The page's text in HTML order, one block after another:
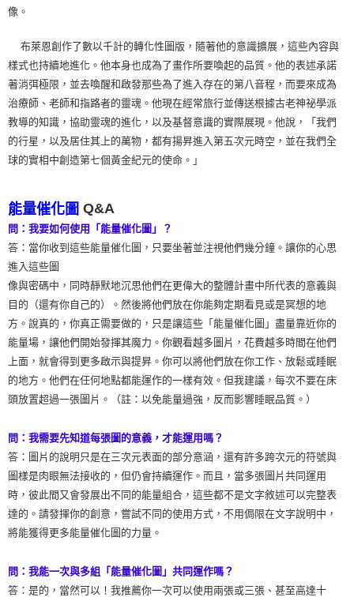
像。
布萊恩創作了數以千計的轉化性圖版，隨著他的意識擴展，這些內容與
樣式也持續地進化。他本身也成為了畫作所要喚起的品質。他的表述承諾
著消弭極限，並去喚醒和啟發那些為了進入存在的第八音程，而要來成為
治療師、老師和指路者的靈魂。他現在經常旅行並傳送根據古老神祕學派
教導的知識，協助靈魂的進化，以及基督意識的實際展現。他說，「我們
的行星，以及居住其上的萬物，都有揚昇進入第五次元時空，並在我們全
球的實相中創造第七個黃金紀元的使命。」
能量催化圖 Q&A
問：我要如何使用「能量催化圖」？
答：當你收到這些能量催化圖，只要坐著並注視他們幾分鐘。讓你的心思
進入這些圖
像與密碼中，同時靜默地沉思他們在更偉大的整體計畫中所代表的意義與
目的（還有你自己的）。然後將他們放在你能夠定期看見或是冥想的地
方。說真的，你真正需要做的，只是讓這些「能量催化圖」盡量靠近你的
能量場，讓他們開始發揮其魔力。你觀看越多圖片，花費越多時間在他們
上面，就會得到更多啟示與提昇。你可以將他們放在你工作、放鬆或睡眠
的地方。他們在任何地點都能運作的一樣有效。但我建議，每次不要在床
頭放置超過一張圖片。（註：以免能量過強，反而影響睡眠品質。）
問：我需要先知道每張圖的意義，才能運用嗎？
答：圖片的說明只是在三次元表面的部分意涵，還有許多跨次元的符號與
圖樣是肉眼無法接收的，但仍會持續運作。而且，當多張圖片共同運用
時，彼此間又會發展出不同的能量組合，這些都不是文字敘述可以完整表
達的。請發揮你的創意，嘗試不同的使用方式，不用侷限在文字說明中，
將能獲得更多能量催化圖的力量。
問：我能一次與多組「能量催化圖」共同運作嗎？
答：是的，當然可以！我推薦你一次可以使用兩張或三張、甚至高達十